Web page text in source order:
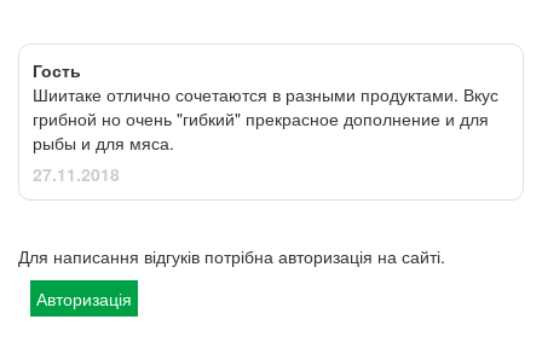
Гость
Шиитаке отлично сочетаются в разными продуктами. Вкус
грибной но очень "гибкий" прекрасное дополнение и для
рыбы и для мяса.
27.11.2018
Для написання відгуків потрібна авторизація на сайті.
Авторизація